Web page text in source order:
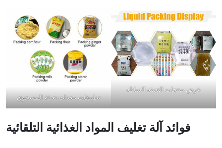
تطبيقات معدات تعبئة المسحوق
عرض منتجات التعبئة السائلة
فوائد آلة تغليف المواد الغذائية التلقائية